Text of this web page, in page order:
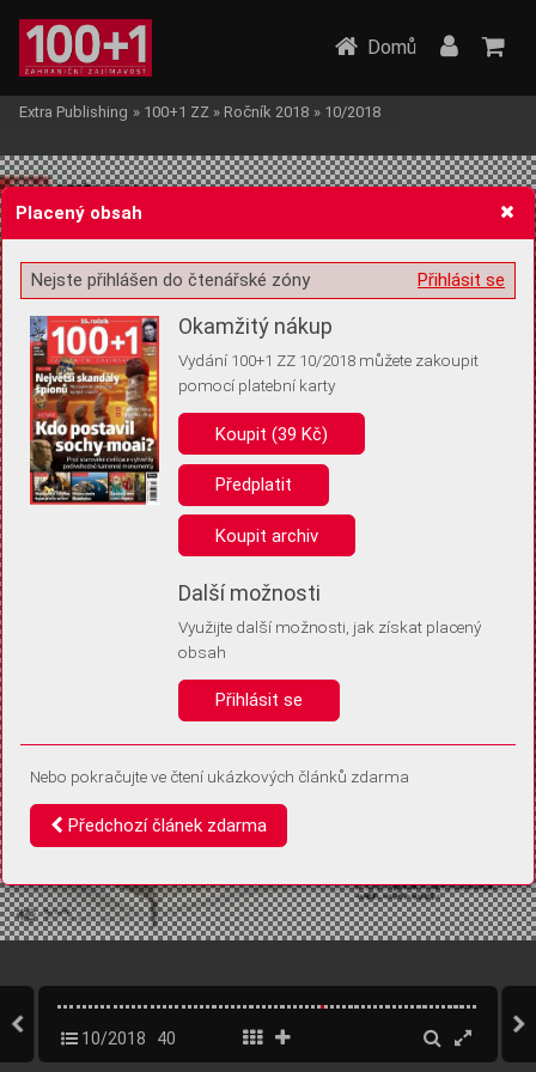
Žádost o souhlas s ukládáním volitelných informací
Pro základní fungování webu nepotřebujeme ukládat žádné informace
(tzv. cookies apod.). Rádi bychom vás ale požádali o souhlas s
uložením volitelných informací:
Anonymní unikátní ID
Díky němu příště poznáme, že se jedná o stejné zařízení, a
Identifikátor je zcela anonymní.
Vaše souhlasy a odmítnutí si ukládáme do vašeho zařízení, abychom se
vás už příště znovu neptali. Můžete je kdykoli později upravit ve Správě
Domů
Extra Publishing » 100+1 ZZ » Ročník 2018 » 10/2018
10/2018 40
Placený obsah
Přihlásit se
Nejste přihlášen do čtenářské zóny
Okamžitý nákup
Vydání 100+1 ZZ 10/2018 můžete zakoupit
pomocí platební karty
Koupit (39 Kč)
Předplatit
Koupit archiv
Další možnosti
Využijte další možnosti, jak získat placený
obsah
Přihlásit se
Nebo pokračujte ve čtení ukázkových článků zdarma
Předchozí článek zdarma